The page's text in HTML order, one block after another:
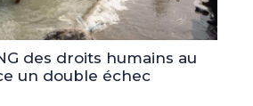
des droits humains au
un double échec